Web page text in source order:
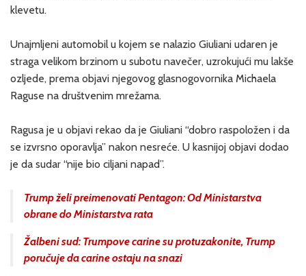
klevetu.
Unajmljeni automobil u kojem se nalazio Giuliani udaren je
straga velikom brzinom u subotu navečer, uzrokujući mu lakše
ozljede, prema objavi njegovog glasnogovornika Michaela
Raguse na društvenim mrežama.
Ragusa je u objavi rekao da je Giuliani “dobro raspoložen i da
se izvrsno oporavlja” nakon nesreće. U kasnijoj objavi dodao
je da sudar “nije bio ciljani napad”.
Trump želi preimenovati Pentagon: Od Ministarstva
obrane do Ministarstva rata
Žalbeni sud: Trumpove carine su protuzakonite, Trump
poručuje da carine ostaju na snazi